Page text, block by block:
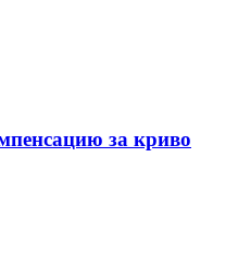
за криво